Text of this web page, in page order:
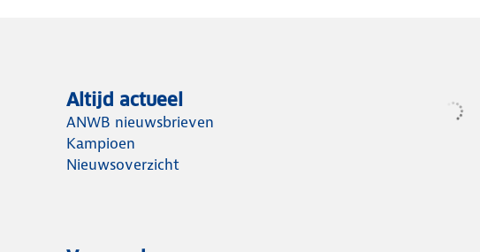
Altijd actueel
ANWB nieuwsbrieven
Kampioen
Nieuwsoverzicht